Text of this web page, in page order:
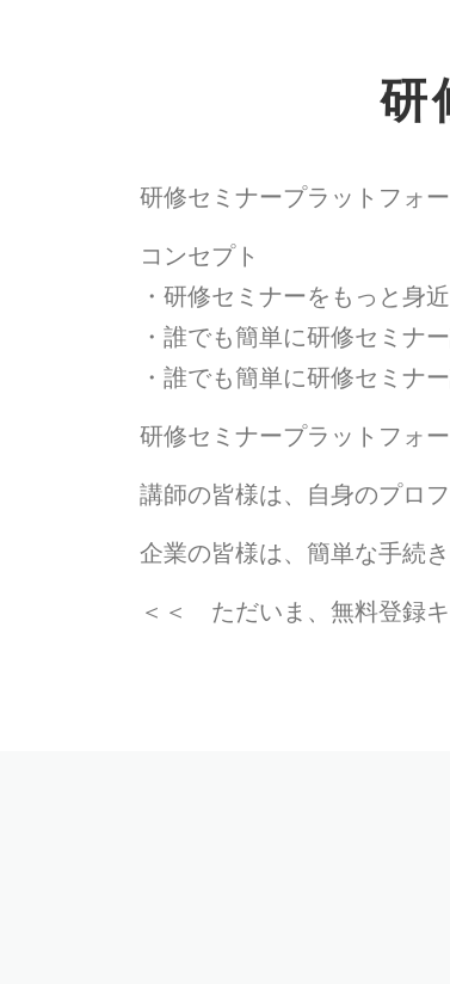
研
研修セミナープラットフォ
コンセプト
・研修セミナーをもっと身
・誰でも簡単に研修セミナ
・誰でも簡単に研修セミナ
研修セミナープラットフォ
講師の皆様は、自身のプロ
企業の皆様は、簡単な手続
＜＜ ただいま、無料登録